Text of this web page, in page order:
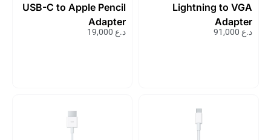
Lightning to VGA
Adapter
د.ع
USB-C to Apple Pencil
Adapter
د.ع